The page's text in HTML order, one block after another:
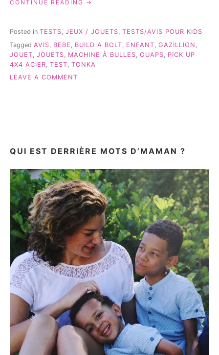
CONTINUE READING « JOUETS:
QUE
A
TESTÉ
(AVEC
Posted in TESTS, JEUX / JOUETS, TESTS/AVIS POUR KIDS
Tagged AVIS BEBE BUILD A BOLT ENFANT GAZILLION
JOUET JOUETS MACHINE À BULLES OUAPS
PICK UP
4X4 ACIER TEST TONKA
LEAVE A COMMENT
TESTÉ
(AVEC
QUI EST DERRIÈRE MOTS D’MAMAN ?